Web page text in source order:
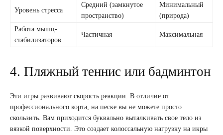
Уровень стресса
Средний (замкнутое
пространство)
Минимальный
(природа)
Работа мышц-
стабилизаторов
Частичная Максимальная
4. Пляжный теннис или бадминтон
Эти игры развивают скорость реакции. В отличие от
профессионального корта, на песке вы не можете просто
скользить. Вам приходится буквально выталкивать свое тело из
вязкой поверхности. Это создает колоссальную нагрузку на икры